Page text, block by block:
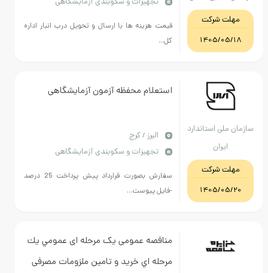
و گردشگری استان
مهلت شرکت
1405/05/18
قیمت هزینه ها با ارسال و تحویل درب انبار اداره
کل...
سازمان ملی استاندارد
ایران
مهلت شرکت
1405/05/20
استعلام محفظه آزمون آزمایشگاهی
البرز / کرج
تجهیزات و سکوبندی آزمایشگاهی
سفارش بصورت قرارداد پیش پرداخت 25 درصد
-فایل پیوست...
مناقصه عمومی یک مرحله ای عمومي يك
مرحله اي خرید و تامين ملزومات مصرفی